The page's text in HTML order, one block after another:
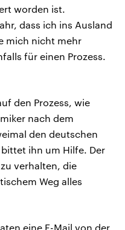
worden ist.
dass ich ins Ausland
mich nicht mehr
für einen Prozess.
den Prozess, wie
nach dem
den deutschen
ihn um Hilfe. Der
verhalten, die
Weg alles
eine E-Mail von der